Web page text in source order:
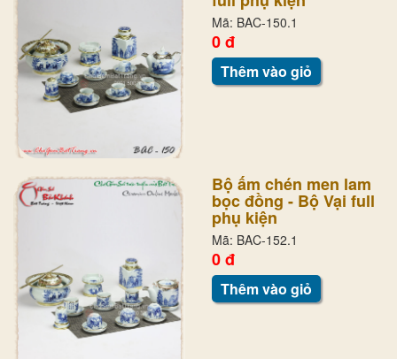
Mã: BAC-150.1
0 đ
Thêm vào giỏ
Bộ ấm chén men lam
bọc đồng - Bộ Vại full
phụ kiện
Mã: BAC-152.1
0 đ
Thêm vào giỏ